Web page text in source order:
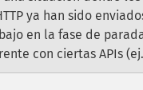
ya han sido
en la fase de
con ciertas APIs